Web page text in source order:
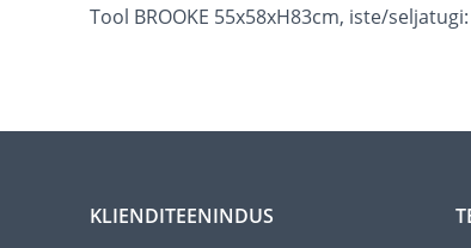
Tool BROOKE 55x58xH83cm, iste/
KLIENDITEENINDUS